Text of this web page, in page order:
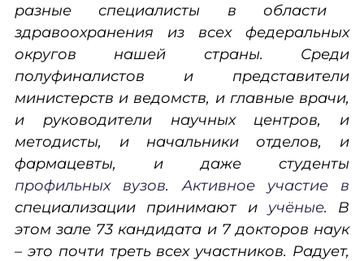
разные специалисты в области
здравоохранения из всех федеральных
округов нашей страны. Среди
полуфиналистов и представители
министерств и ведомств, и главные врачи,
и руководители научных центров, и
методисты, и начальники отделов, и
фармацевты, и даже студенты
профильных вузов.Активное участие в
специализации принимают и учёные. В
этом зале 73 кандидата и 7 докторов наук
– это почти треть всех участников. Радует,